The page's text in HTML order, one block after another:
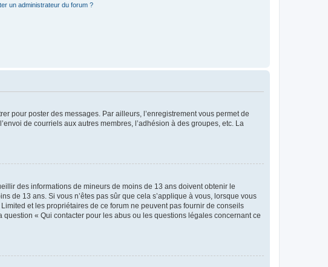
un administrateur du forum ?
pour poster des messages. Par ailleurs, l’enregistrement vous permet de
de courriels aux autres membres, l’adhésion à des groupes, etc. La
des informations de mineurs de moins de 13 ans doivent obtenir le
de 13 ans. Si vous n’êtes pas sûr que cela s’applique à vous, lorsque vous
et les propriétaires de ce forum ne peuvent pas fournir de conseils
« Qui contacter pour les abus ou les questions légales concernant ce